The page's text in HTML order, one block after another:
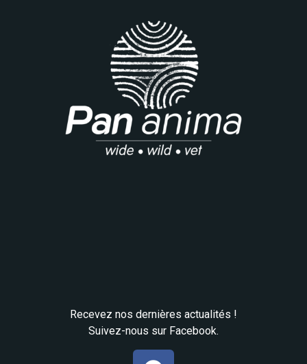
Recevez nos dernières actualités !
Suivez-nous sur Facebook.